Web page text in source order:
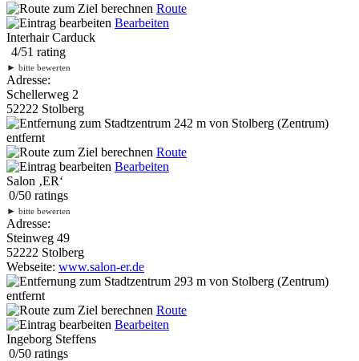
Route
Bearbeiten
Interhair Carduck
4/51 rating
► bitte bewerten
Adresse:
Schellerweg 2
52222 Stolberg
242 m von Stolberg (Zentrum)
entfernt
Route
Bearbeiten
Salon ‚ER‘
0/50 ratings
► bitte bewerten
Adresse:
Steinweg 49
52222 Stolberg
Webseite: www.salon-er.de
293 m von Stolberg (Zentrum)
entfernt
Route
Bearbeiten
Ingeborg Steffens
0/50 ratings